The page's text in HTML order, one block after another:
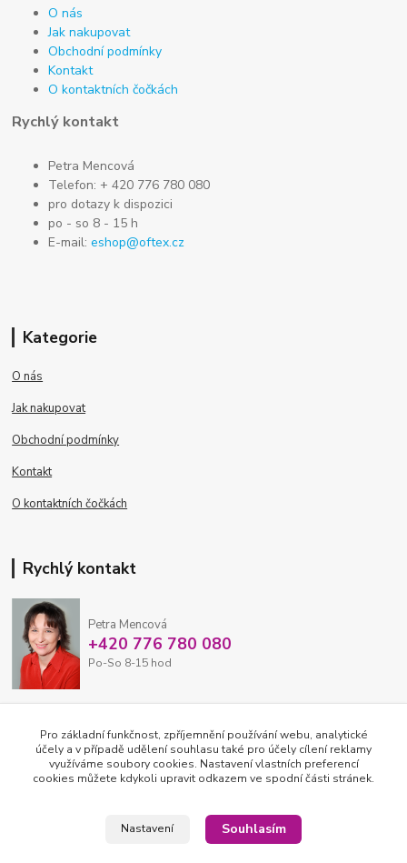
O nás
Jak nakupovat
Obchodní podmínky
Kontakt
O kontaktních čočkách
Rychlý kontakt
Petra Mencová
Telefon: + 420 776 780 080
pro dotazy k dispozici
po - so 8 - 15 h
E-mail:eshop@oftex.cz
Kategorie
O nás
Jak nakupovat
Obchodní podmínky
Kontakt
O kontaktních čočkách
Rychlý kontakt
Petra Mencová
+420 776 780 080
Po-So 8-15 hod
Pro základní funkčnost, zpříjemnění používání webu, analytické
účely a v případě udělení souhlasu také pro účely cílení reklamy
využíváme soubory cookies. Nastavení vlastních preferencí
cookies můžete kdykoli upravit odkazem ve spodní části stránek.
Nastavení Souhlasím